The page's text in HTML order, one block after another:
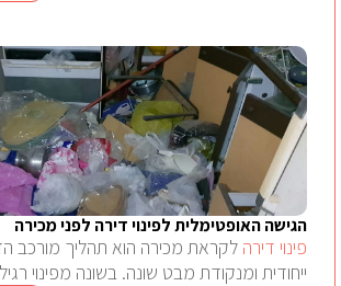
הגישה האופטימלית לפינוי דירה לפני מכירה
פינוי דירה לקראת מכירה הוא תהליך מורכב
ייחודית ומנקודת מבט שונה. בשונה מפינוי